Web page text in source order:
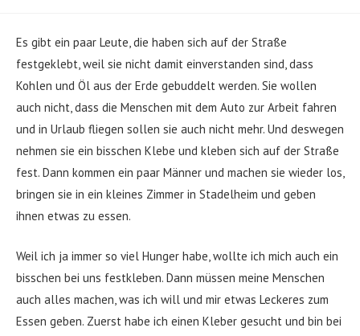
Es gibt ein paar Leute, die haben sich auf der Straße
festgeklebt, weil sie nicht damit einverstanden sind, dass
Kohlen und Öl aus der Erde gebuddelt werden. Sie wollen
auch nicht, dass die Menschen mit dem Auto zur Arbeit fahren
und in Urlaub fliegen sollen sie auch nicht mehr. Und deswegen
nehmen sie ein bisschen Klebe und kleben sich auf der Straße
fest. Dann kommen ein paar Männer und machen sie wieder los,
bringen sie in ein kleines Zimmer in Stadelheim und geben
ihnen etwas zu essen.
Weil ich ja immer so viel Hunger habe, wollte ich mich auch ein
bisschen bei uns festkleben. Dann müssen meine Menschen
auch alles machen, was ich will und mir etwas Leckeres zum
Essen geben. Zuerst habe ich einen Kleber gesucht und bin bei